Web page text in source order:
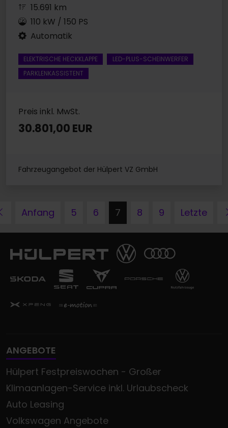
15.691 km
110 kW / 150 PS
Automatik
ELEKTRISCHE HECKKLAPPE
LED-PLUS-SCHEINWERFER
PARKLENKASSISTENT
Preis inkl. MwSt.
30.801,00 EUR
Fahrzeugangebot der Hülpert VZ GmbH
ZurückAnfang 5 6 7 8 9 Letzte
ANGEBOTE
Hülpert Festpreiswochen - Großer
Klimaanlagen-Service inkl. Urlaubscheck
Auto Leasing
Volkswagen Angebote